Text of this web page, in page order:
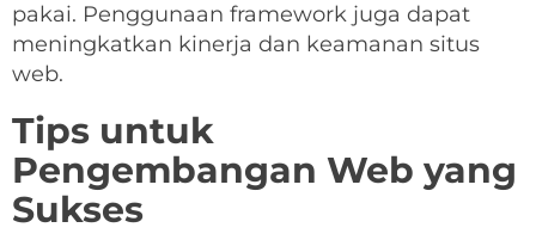
pakai. Penggunaan framework juga dapat
meningkatkan kinerja dan keamanan situs
web.
Tips untuk
Pengembangan Web yang
Sukses